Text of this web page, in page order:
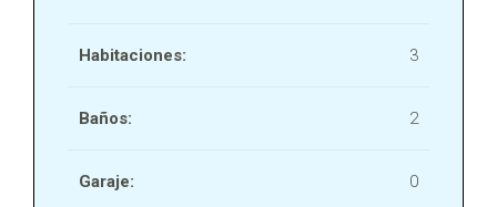
Habitaciones: 3
Baños: 2
Garaje: 0